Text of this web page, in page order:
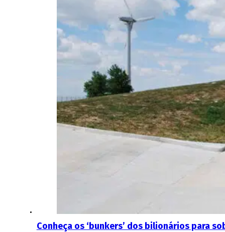
Conheça os ‘bunkers’ dos bilionários para